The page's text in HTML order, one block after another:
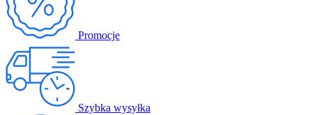
Promocje
Szybka wysyłka